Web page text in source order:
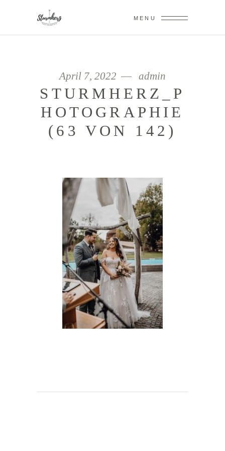
MENU
April 7, 2022 admin
STURMHERZ_P
HOTOGRAPHIE
(63 VON 142)